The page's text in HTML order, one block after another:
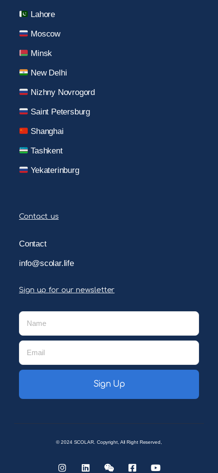
Lahore
Moscow
Minsk
New Delhi
Nizhny Novrogord
Saint Petersburg
Shanghai
Tashkent
Yekaterinburg
Contact us
Contact
info@scolar.life
Sign up for our newsletter
Sign Up
© 2024 SCOLAR. Copyright, All Right Reserved,